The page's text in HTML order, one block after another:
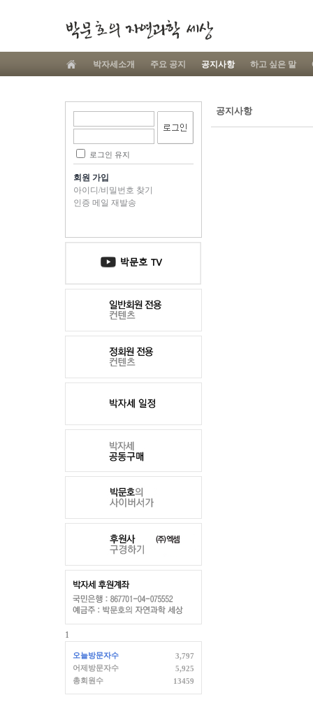
박자세소개 주요 공지 공지사항 하고 싶은 말
로그인 유지
회원 가입
아이디/비밀번호 찾기
인증 메일 재발송
1
오늘방문자수
3,797
어제방문자수
5,925
총회원수
13459
공지사항